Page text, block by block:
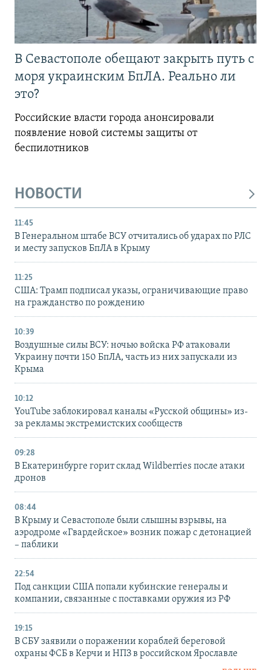
В Севастополе обещают закрыть путь с
моря украинским БпЛА. Реально ли
это?
Российские власти города анонсировали
появление новой системы защиты от
беспилотников
НОВОСТИ
11:45
В Генеральном штабе ВСУ отчитались об ударах по РЛС
и месту запусков БпЛА в Крыму
11:25
США: Трамп подписал указы, ограничивающие право
на гражданство по рождению
10:39
Воздушные силы ВСУ: ночью войска РФ атаковали
Украину почти 150 БпЛА, часть из них запускали из
Крыма
10:12
YouTube заблокировал каналы «Русской общины» из-
за рекламы экстремистских сообществ
09:28
В Екатеринбурге горит склад Wildberries после атаки
дронов
08:44
В Крыму и Севастополе были слышны взрывы, на
аэродроме «Гвардейское» возник пожар с детонацией
– паблики
22:54
Под санкции США попали кубинские генералы и
компании, связанные с поставками оружия из РФ
19:15
В СБУ заявили о поражении кораблей береговой
охраны ФСБ в Керчи и НПЗ в российском Ярославле